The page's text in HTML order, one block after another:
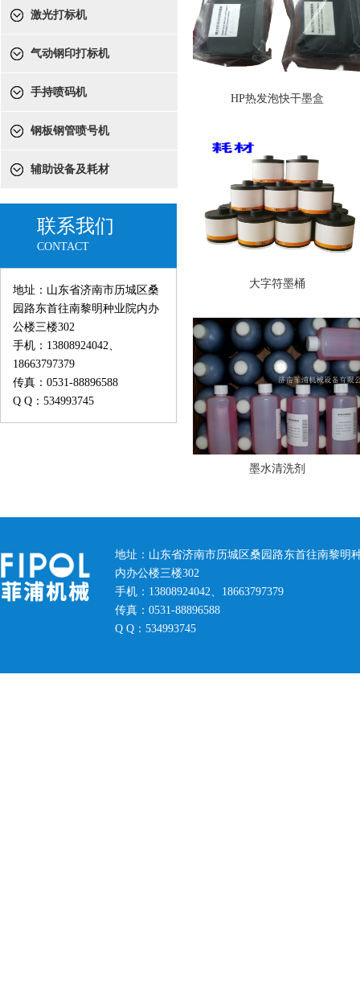
激光打标机
气动钢印打标机
手持喷码机
钢板钢管喷号机
辅助设备及耗材
联系我们
CONTACT
地址：山东省济南市历城区桑
园路东首往南黎明种业院内办
公楼三楼302
手机：13808924042、
18663797379
传真：0531-88896588
Q Q：534993745
HP热发泡快干墨盒
大字符墨桶
墨水清洗剂
地址：山东省济南市历城区桑园路东首往南黎明
内办公楼三楼302
手机：13808924042、18663797379
传真：0531-88896588
Q Q：534993745